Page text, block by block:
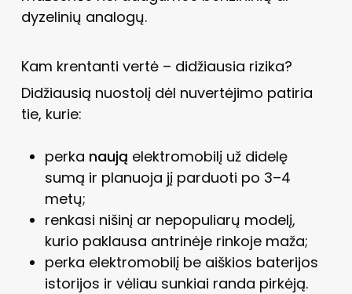
dyzelinių analogų.
Kam krentanti vertė – didžiausia rizika?
Didžiausią nuostolį dėl nuvertėjimo patiria
tie, kurie:
perka naują elektromobilį už didelę
sumą ir planuoja jį parduoti po 3–4
metų;
renkasi nišinį ar nepopuliarų modelį,
kurio paklausa antrinėje rinkoje maža;
perka elektromobilį be aiškios baterijos
istorijos ir vėliau sunkiai randa pirkėją.